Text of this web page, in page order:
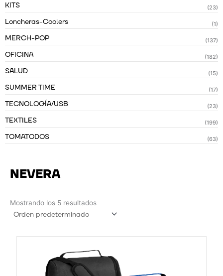
KITS (23)
Loncheras-Coolers (1)
MERCH-POP (137)
OFICINA (182)
SALUD (15)
SUMMER TIME (17)
TECNOLOGÍA/USB (23)
TEXTILES (199)
TOMATODOS (63)
NEVERA
Mostrando los 5 resultados